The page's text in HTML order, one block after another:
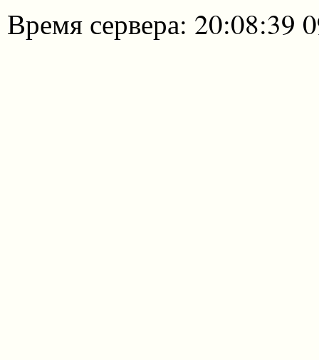
Время сервера: 20:08:39